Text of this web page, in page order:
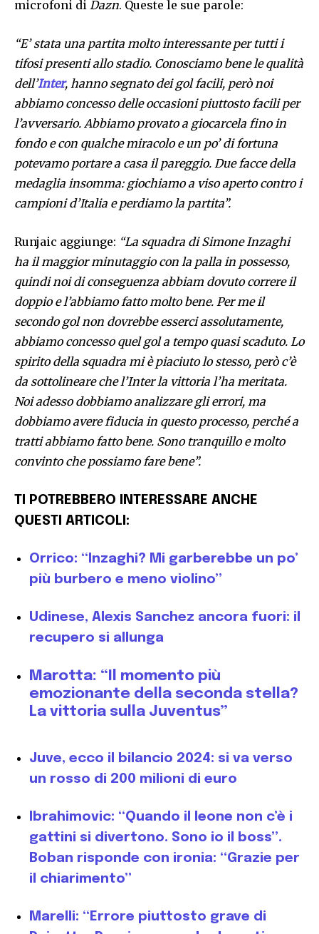
microfoni di Dazn. Queste le sue parole:
“E’ stata una partita molto interessante per tutti i
tifosi presenti allo stadio. Conosciamo bene le qualità
dell’Inter, hanno segnato dei gol facili, però noi
abbiamo concesso delle occasioni piuttosto facili per
l’avversario. Abbiamo provato a giocarcela fino in
fondo e con qualche miracolo e un po’ di fortuna
potevamo portare a casa il pareggio. Due facce della
medaglia insomma: giochiamo a viso aperto contro i
campioni d’Italia e perdiamo la partita”.
Runjaic aggiunge: “La squadra di Simone Inzaghi
ha il maggior minutaggio con la palla in possesso,
quindi noi di conseguenza abbiam dovuto correre il
doppio e l’abbiamo fatto molto bene. Per me il
secondo gol non dovrebbe esserci assolutamente,
abbiamo concesso quel gol a tempo quasi scaduto. Lo
spirito della squadra mi è piaciuto lo stesso, però c’è
da sottolineare che l’Inter la vittoria l’ha meritata.
Noi adesso dobbiamo analizzare gli errori, ma
dobbiamo avere fiducia in questo processo, perché a
tratti abbiamo fatto bene. Sono tranquillo e molto
convinto che possiamo fare bene”.
TI POTREBBERO INTERESSARE ANCHE
QUESTI ARTICOLI:
Orrico: “Inzaghi? Mi garberebbe un po’
più burbero e meno violino”
Udinese, Alexis Sanchez ancora fuori: il
recupero si allunga
Marotta: “Il momento più
emozionante della seconda stella?
La vittoria sulla Juventus”
Juve, ecco il bilancio 2024: si va verso
un rosso di 200 milioni di euro
Ibrahimovic: “Quando il leone non c’è i
gattini si divertono. Sono io il boss”.
Boban risponde con ironia: “Grazie per
il chiarimento”
Marelli: “Errore piuttosto grave di